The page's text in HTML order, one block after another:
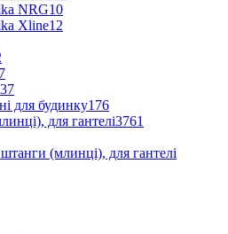
NRG10
Xline12
7
37
для будинку176
для гантелі3761
(млинці), для гантелі